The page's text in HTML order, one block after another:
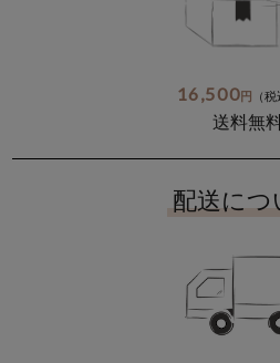
16,500円 （税
送料無
配送につ